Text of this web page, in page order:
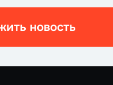
новость